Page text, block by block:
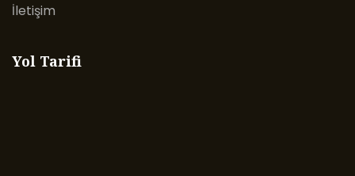
İletişim
Yol Tarifi